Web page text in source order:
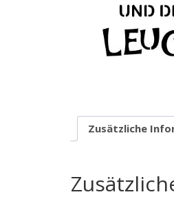
Zusätzliche